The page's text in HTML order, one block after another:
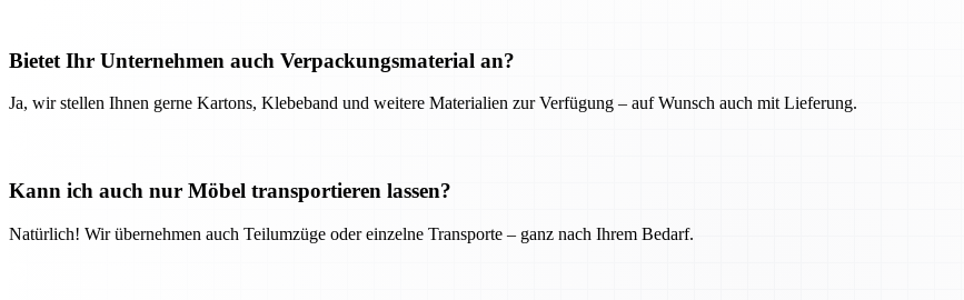
Bietet Ihr Unternehmen auch Verpackungsmaterial an?
Ja, wir stellen Ihnen gerne Kartons, Klebeband und weitere Materialien zur Verfügung – auf Wunsch auch mit Lieferung.
Kann ich auch nur Möbel transportieren lassen?
Natürlich! Wir übernehmen auch Teilumzüge oder einzelne Transporte – ganz nach Ihrem Bedarf.